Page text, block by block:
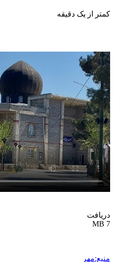
کمتر از یک دقیقه
دریافت
7 MB
منبع:مهر